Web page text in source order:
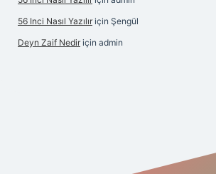
56 Inci Nasıl Yazılır için Şengül
Deyn Zaif Nedir için admin